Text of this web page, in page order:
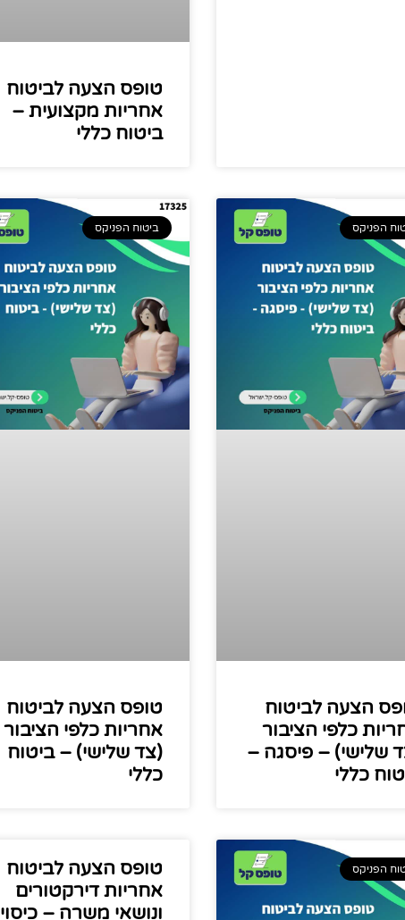
טופס הצעה לביטוח
אחריות מקצועית –
ביטוח כללי
הפניקס
הצעה לביטוח
כלפי הציבור
שלישי) – פיסגה –
כללי
ביטוח הפניקס
טופס הצעה לביטוח
אחריות כלפי הציבור
(צד שלישי) – ביטוח
כללי
הפניקס
טופס הצעה לביטוח
אחריות דירקטורים
ונושאי משרה – כיסוי